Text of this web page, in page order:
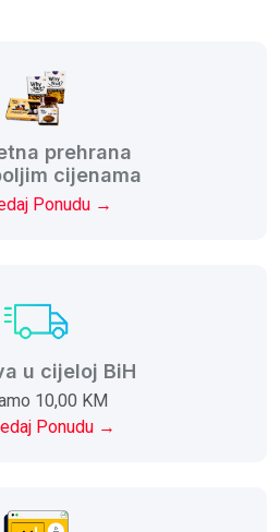
prehrana
cijenama
Ponudu →
u cijeloj BiH
10,00 KM
Ponudu →